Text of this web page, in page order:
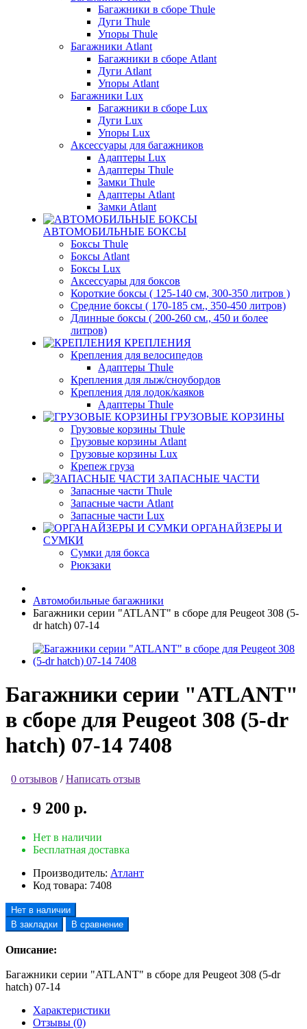
Багажники в сборе Thule
Дуги Thule
Упоры Thule
Багажники Atlant
Багажники в сборе Atlant
Дуги Atlant
Упоры Atlant
Багажники Lux
Багажники в сборе Lux
Дуги Lux
Упоры Lux
Аксессуары для багажников
Адаптеры Lux
Адаптеры Thule
Замки Thule
Адаптеры Atlant
Замки Atlant
АВТОМОБИЛЬНЫЕ БОКСЫ
Боксы Thule
Боксы Atlant
Боксы Lux
Аксессуары для боксов
Короткие боксы ( 125-140 см, 300-350 литров )
Средние боксы ( 170-185 см., 350-450 литров)
Длинные боксы ( 200-260 см., 450 и более
литров)
КРЕПЛЕНИЯ
Крепления для велосипедов
Адаптеры Thule
Крепления для лыж/сноубордов
Крепления для лодок/каяков
Адаптеры Thule
ГРУЗОВЫЕ КОРЗИНЫ
Грузовые корзины Thule
Грузовые корзины Atlant
Грузовые корзины Lux
Крепеж груза
ЗАПАСНЫЕ ЧАСТИ
Запасные части Thule
Запасные части Atlant
Запасные части Lux
ОРГАНАЙЗЕРЫ И
СУМКИ
Сумки для бокса
Рюкзаки
Автомобильные багажники
Багажники серии "ATLANT" в сборе для Peugeot 308 (5-
dr hatch) 07-14
Багажники серии "ATLANT"
в сборе для Peugeot 308 (5-dr
hatch) 07-14 7408
0 отзывов /Написать отзыв
9 200 р.
Нет в наличии
Бесплатная доставка
Производитель: Атлант
Код товара: 7408
Нет в наличии
В закладки
В сравнение
Описание:
Багажники серии "ATLANT" в сборе для Peugeot 308 (5-dr
hatch) 07-14
Характеристики
Отзывы (0)